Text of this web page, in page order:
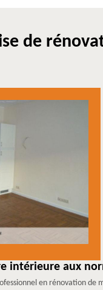
de
intérieure aux
en rénovation